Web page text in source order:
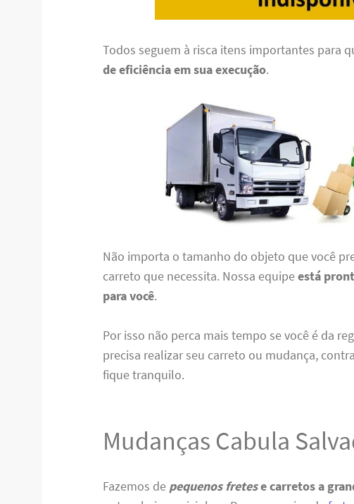
Todos seguem à risca itens importantes para
de eficiência em sua execução.
Não importa o tamanho do objeto que você
carreto que necessita. Nossa equipeestá
para você.
Por isso não perca mais tempo se você é da
precisa realizar seu carreto ou mudança,
fique tranquilo.
Mudanças Cabula
Fazemos de pequenos fretese carretos a